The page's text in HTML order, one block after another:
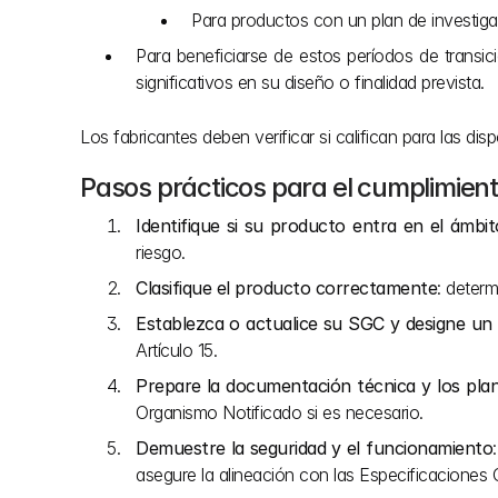
Para productos con un plan de
Para beneficiarse de estos períodos de
significativos en su diseño o finalidad prevista.
Los fabricantes deben verificar si califican para las
Pasos prácticos para el
Identifique si su producto entra en el
riesgo.
Clasifique el producto correctamente:
Establezca o actualice su SGC y designe un
Artículo 15.
Prepare la documentación técnica y los
Organismo Notificado si es necesario.
Demuestre la seguridad y el funcionamiento
asegure la alineación con las